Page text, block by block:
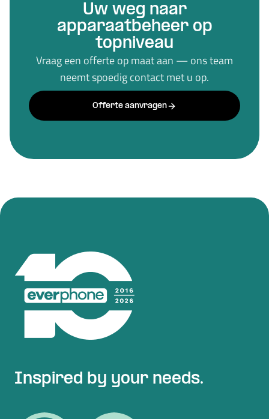
Uw weg naar
apparaatbeheer op
topniveau
Vraag een offerte op maat aan — ons team
neemt spoedig contact met u op.
Offerte aanvragen
Inspired by your needs.